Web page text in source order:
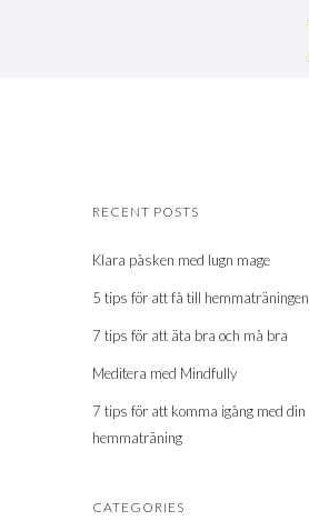
RECENT POSTS
Klara påsken med lugn mage
5 tips för att få till hemmaträningen
7 tips för att äta bra och må bra
Meditera med Mindfully
7 tips för att komma igång med din
hemmaträning
CATEGORIES